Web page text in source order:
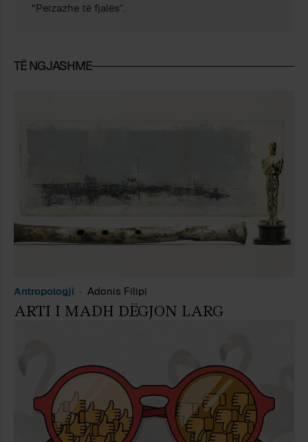
“Peizazhe të fjalës”.
TË NGJASHME
Antropologji Adonis Filipi
ARTI I MADH DËGJON LARG